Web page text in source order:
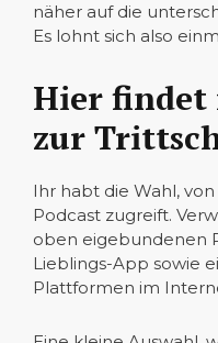
näher auf die
Es lohnt sich also
Hier findet
zur
Ihr habt die Wahl,
Podcast zugreift.
oben eigebundenen
Lieblings-App sowie
Plattformen im